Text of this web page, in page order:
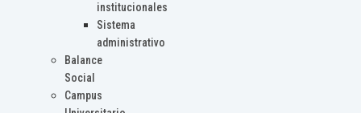
institucionales
Sistema
administrativo
Balance
Social
Campus